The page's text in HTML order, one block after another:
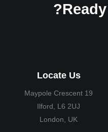
Locate Us
19 Maypole Crescent
Ilford, L6 2UJ
London, UK